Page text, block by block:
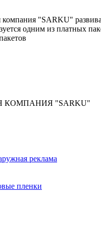
"SARKU"
одним из платных
"SARKU"
вывесок - Наружная реклама
пленки